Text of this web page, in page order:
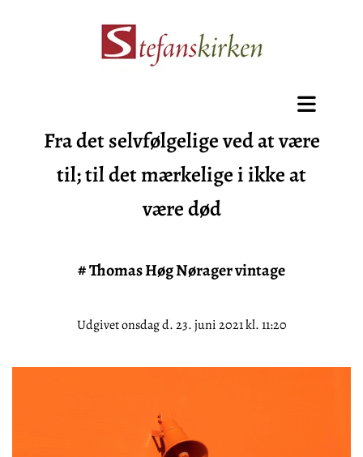
​Fra det selvfølgelige ved at være
til; til det mærkelige i ikke at
være død
#Thomas Høg Nørager vintage
Udgivet onsdag d. 23. juni 2021 kl. 11:20